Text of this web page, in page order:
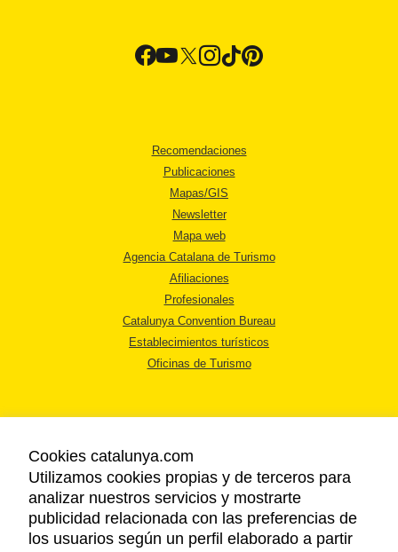
Recomendaciones
Publicaciones
Mapas/GIS
Newsletter
Mapa web
Agencia Catalana de Turismo
Afiliaciones
Profesionales
Catalunya Convention Bureau
Establecimientos turísticos
Oficinas de Turismo
AVISO LEGAL
POLÍTICA DE PRIVACIDAD
COOKIES
Cookies catalunya.com
Utilizamos cookies propias y de terceros para
analizar nuestros servicios y mostrarte
publicidad relacionada con las preferencias de
los usuarios según un perfil elaborado a partir